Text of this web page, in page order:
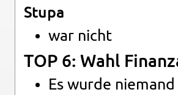
Stupa
war nicht
TOP 6: Wahl
Es wurde